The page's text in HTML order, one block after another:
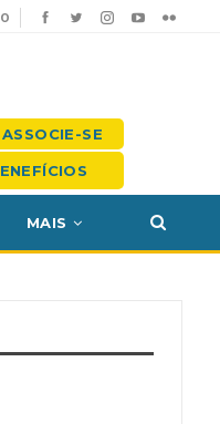
ASSOCIE-SE
MAIS